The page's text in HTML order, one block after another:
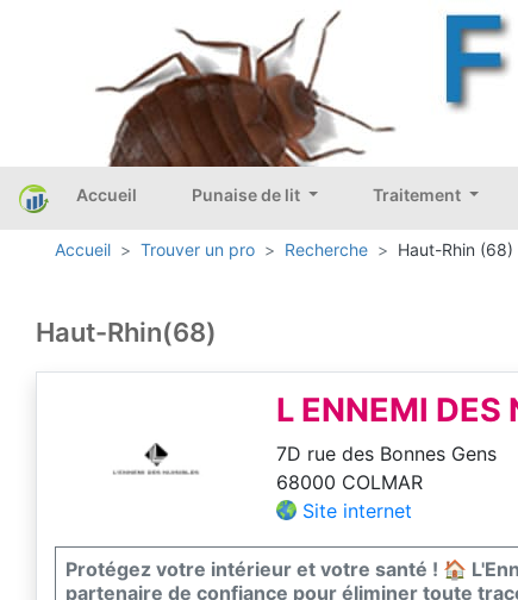
Accueil Punaise de lit Traitement
Accueil Trouver un pro Recherche Haut-Rhin (68)
Haut-Rhin(68)
L ENNEMI DES
7D rue des Bonnes Gens
68000 COLMAR
Site internet
Protégez votre intérieur et votre santé ! 🏠
partenaire de confiance pour éliminer toute